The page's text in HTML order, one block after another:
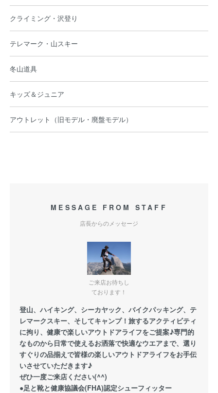
クライミング・沢登り
テレマーク・山スキー
冬山道具
キッズ＆ジュニア
アウトレット（旧モデル・廃盤モデル）
MESSAGE FROM STAFF
店長からのメッセージ
ご来店お待ちし
ております！
登山、ハイキング、シーカヤック、バイクパッキング、テ
レマークスキー、そしてキャンプ！旅するアクティビティ
に拘り、健康で楽しいアウトドアライフをご提案♪専門的
なものから日常で使えるお洒落で快適なウエアまで、選り
すぐりの品揃えで皆様の楽しいアウトドアライフをお手伝
いさせていただきます♪
ぜひ一度ご来店ください(^^)
●足と靴と健康協議会(FHA)認定シューフィッター